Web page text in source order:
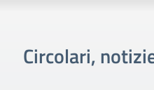
Circolari,